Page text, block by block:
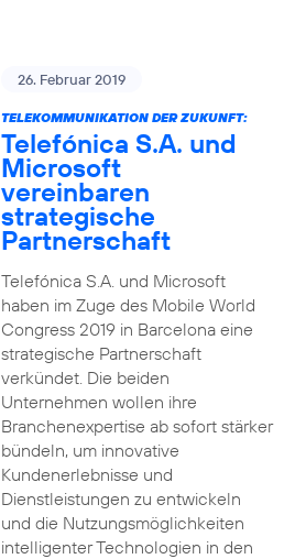
26. Februar 2019
TELEKOMMUNIKATION DER ZUKUNFT:
Telefónica S.A. und
Microsoft
vereinbaren
strategische
Partnerschaft
Telefónica S.A. und Microsoft
haben im Zuge des Mobile World
Congress 2019 in Barcelona eine
strategische Partnerschaft
verkündet. Die beiden
Unternehmen wollen ihre
Branchenexpertise ab sofort stärker
bündeln, um innovative
Kundenerlebnisse und
Dienstleistungen zu entwickeln
und die Nutzungsmöglichkeiten
intelligenter Technologien in den